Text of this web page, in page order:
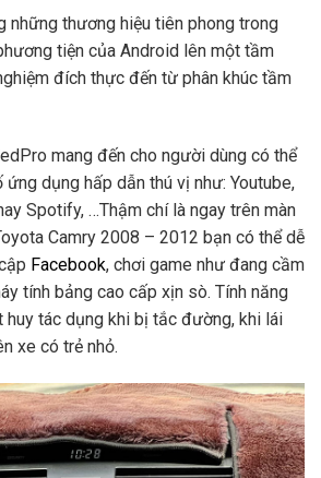
những thương hiệu tiên phong trong
tiện của Android lên một tầm
đích thực đến từ phân khúc tầm
mang đến cho người dùng có thể
dụng hấp dẫn thú vị như: Youtube,
Spotify, …Thậm chí là ngay trên màn
Camry 2008 – 2012 bạn có thể dễ
Facebook, chơi game như đang cầm
tính bảng cao cấp xịn sò. Tính năng
huy tác dụng khi bị tắc đường, khi lái
xe có trẻ nhỏ.